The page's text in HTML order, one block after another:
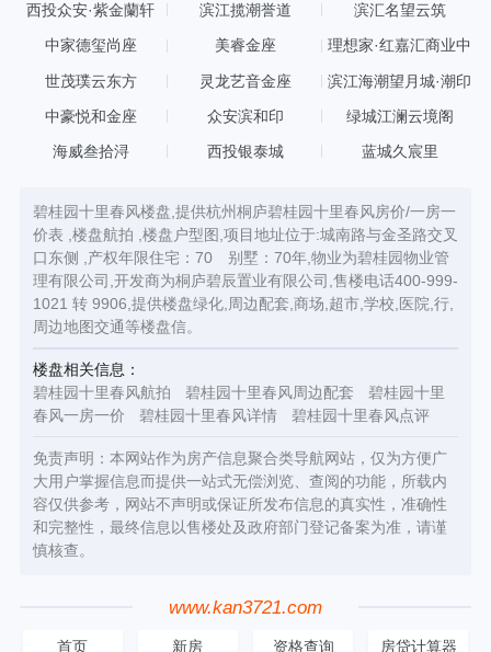
西投众安·紫金蘭轩 滨江揽潮誉道 滨汇名望云筑
中家德玺尚座 美睿金座
理想家·红嘉汇商业中
世茂璞云东方 灵龙艺音金座 滨江海潮望月城·潮印
中豪悦和金座 众安滨和印 绿城江澜云境阁
海威叁拾浔 西投银泰城 蓝城久宸里
碧桂园十里春风楼盘,提供杭州桐庐碧桂园十里春风房价/一房一
价表 ,楼盘航拍 ,楼盘户型图,项目地址位于:城南路与金圣路交叉
口东侧 ,产权年限住宅：70 别墅：70年,物业为碧桂园物业管
理有限公司,开发商为桐庐碧辰置业有限公司,售楼电话400-999-
1021 转 9906,提供楼盘绿化,周边配套,商场,超市,学校,医院,行,
周边地图交通等楼盘信。
楼盘相关信息：
碧桂园十里春风航拍
碧桂园十里春风周边配套
碧桂园十里
春风一房一价
碧桂园十里春风详情 碧桂园十里春风点评
免责声明：本网站作为房产信息聚合类导航网站，仅为方便广
大用户掌握信息而提供一站式无偿浏览、查阅的功能，所载内
容仅供参考，网站不声明或保证所发布信息的真实性，准确性
和完整性，最终信息以售楼处及政府部门登记备案为准，请谨
慎核查。
www.kan3721.com
首页 新房 资格查询 房贷计算器